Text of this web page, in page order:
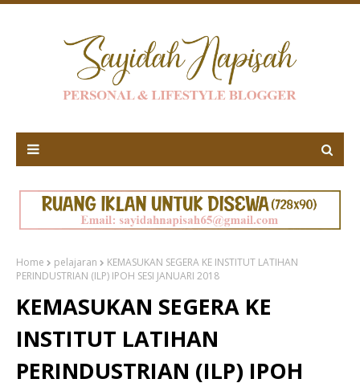
Home pelajaran
KEMASUKAN SEGERA KE INSTITUT LATIHAN
PERINDUSTRIAN (ILP) IPOH SESI JANUARI 2018
KEMASUKAN SEGERA KE
INSTITUT LATIHAN
PERINDUSTRIAN (ILP) IPOH